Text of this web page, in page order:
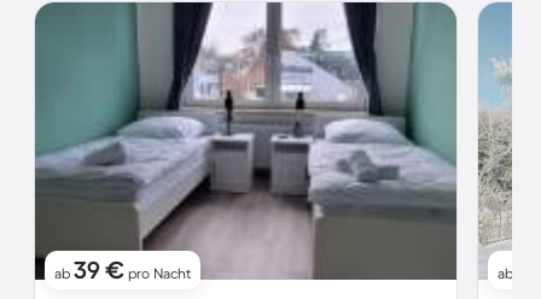
ab 39 € pro Nacht ab